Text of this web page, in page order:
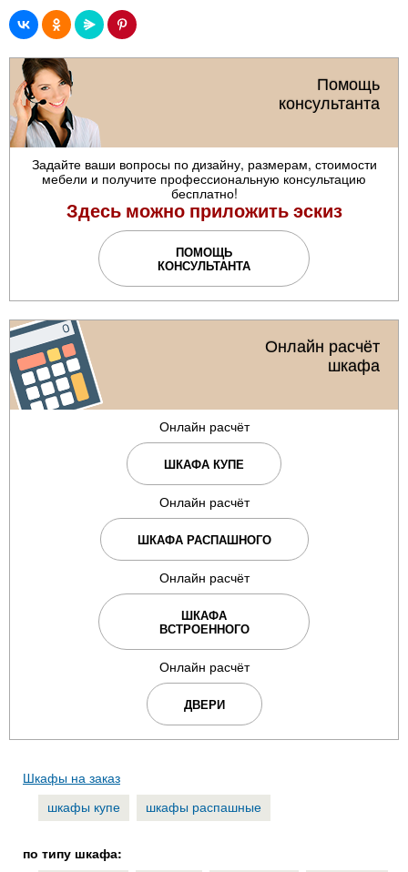
Помощь
консультанта
Задайте ваши вопросы по дизайну, размерам, стоимости
мебели и получите профессиональную консультацию
бесплатно!
Здесь можно приложить эскиз
ПОМОЩЬ
КОНСУЛЬТАНТА
Онлайн расчёт
шкафа
Онлайн расчёт
ШКАФА КУПЕ
Онлайн расчёт
ШКАФА РАСПАШНОГО
Онлайн расчёт
ШКАФА
ВСТРОЕННОГО
Онлайн расчёт
ДВЕРИ
Шкафы на заказ
шкафы купе
шкафы распашные
по типу шкафа: